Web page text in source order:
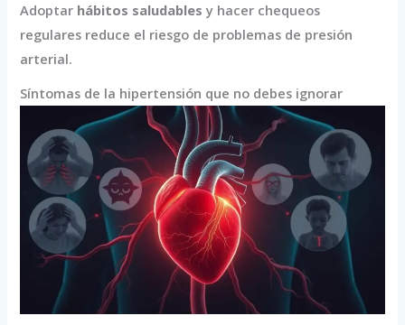
Adoptar hábitos saludables y hacer chequeos
regulares reduce el riesgo de problemas de presión
arterial.
Síntomas de la hipertensión que no debes ignorar